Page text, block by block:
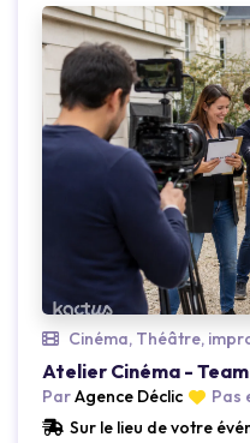
Cinéma, Théâtre,
Atelier Cinéma -
ParAgence Déclic
Pas
Sur le lieu de votre